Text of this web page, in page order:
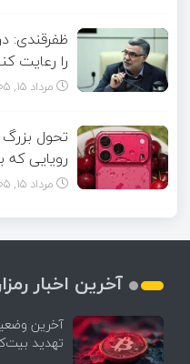
ظفرقندی:
را رعایت
مرداد ۱۵, ۱۴۰۵
رویایی که
مرداد ۱۵, ۱۴۰۵
آخرین اخبار
آخرین
تهدید